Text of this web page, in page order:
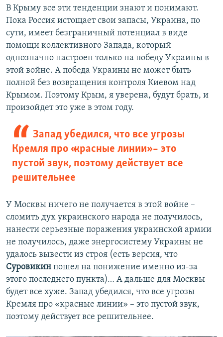
В Крыму все эти тенденции знают и понимают.
Пока Россия истощает свои запасы, Украина, по
сути, имеет безграничный потенциал в виде
помощи коллективного Запада, который
однозначно настроен только на победу Украины в
этой войне. А победа Украины не может быть
полной без возвращения контроля Киевом над
Крымом. Поэтому Крым, я уверена, будут брать, и
произойдет это уже в этом году.
Запад убедился, что все угрозы
Кремля про «красные линии» – это
пустой звук, поэтому действует все
решительнее
У Москвы ничего не получается в этой войне –
сломить дух украинского народа не получилось,
нанести серьезные поражения украинской армии
не получилось, даже энергосистему Украины не
удалось вывести из строя (есть версия, что
Суровикин пошел на понижение именно из-за
этого последнего пункта)… А дальше для Москвы
будет все хуже. Запад убедился, что все угрозы
Кремля про «красные линии» – это пустой звук,
поэтому действует все решительнее.